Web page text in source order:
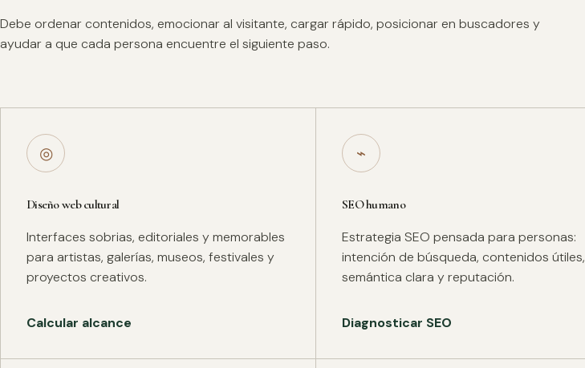
Debe ordenar contenidos, emocionar al visitante, cargar rápido, posicionar en buscadores y
ayudar a que cada persona encuentre el siguiente paso.
◎
Diseño web cultural
Interfaces sobrias, editoriales y memorables
para artistas, galerías, museos, festivales y
proyectos creativos.
Calcular alcance
⌁
SEO humano
Estrategia SEO pensada para personas:
intención de búsqueda, contenidos útiles,
semántica clara y reputación.
Diagnosticar SEO